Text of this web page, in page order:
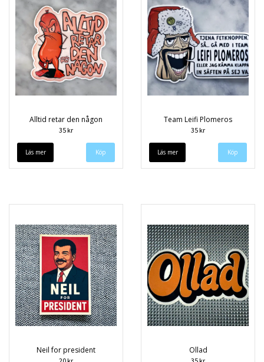
Alltid retar den någon
35 kr
Läs mer
Team Leifi Plomeros
35 kr
Läs mer
Neil for president Ollad